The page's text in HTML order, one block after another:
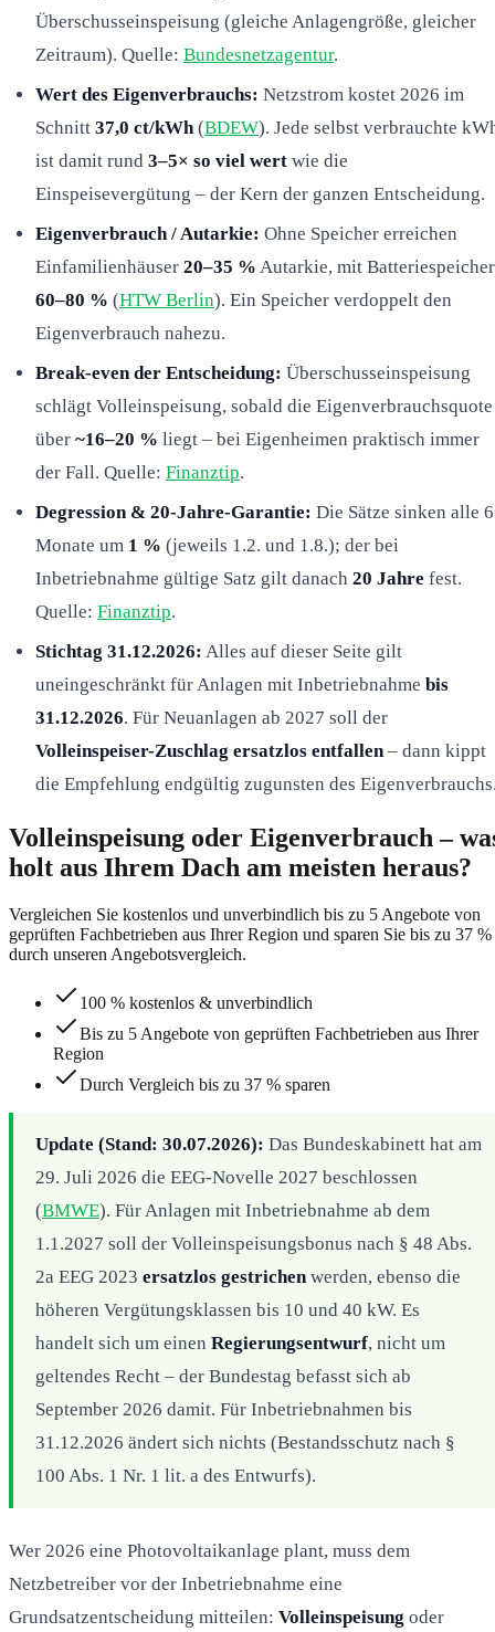
Überschusseinspeisung (gleiche Anlagengröße, gleicher
Zeitraum). Quelle: Bundesnetzagentur.
Wert des Eigenverbrauchs: Netzstrom kostet 2026 im
Schnitt 37,0 ct/kWh(BDEW). Jede selbst verbrauchte
ist damit rund 3–5× so viel wert wie die
Einspeisevergütung – der Kern der ganzen Entscheidung.
Eigenverbrauch / Autarkie: Ohne Speicher erreichen
Einfamilienhäuser 20–35 % Autarkie, mit Batteriespeicher
60–80 % (HTW Berlin). Ein Speicher verdoppelt den
Eigenverbrauch nahezu.
Break-even der Entscheidung: Überschusseinspeisung
schlägt Volleinspeisung, sobald die Eigenverbrauchsquote
über ~16–20 % liegt – bei Eigenheimen praktisch immer
der Fall. Quelle: Finanztip.
Degression & 20-Jahre-Garantie: Die Sätze sinken alle 6
Monate um 1 % (jeweils 1.2. und 1.8.); der bei
Inbetriebnahme gültige Satz gilt danach 20 Jahre fest.
Quelle: Finanztip.
Stichtag 31.12.2026: Alles auf dieser Seite gilt
uneingeschränkt für Anlagen mit Inbetriebnahme bis
31.12.2026. Für Neuanlagen ab 2027 soll der
Volleinspeiser-Zuschlag ersatzlos entfallen– dann kippt
die Empfehlung endgültig zugunsten des
Volleinspeisung oder Eigenverbrauch –
holt aus Ihrem Dach am meisten heraus?
Vergleichen Sie kostenlos und unverbindlich bis zu 5 Angebote von
geprüften Fachbetrieben aus Ihrer Region und sparen Sie bis zu 37 %
durch unseren Angebotsvergleich.
100 % kostenlos & unverbindlich
Bis zu 5 Angebote von geprüften Fachbetrieben aus Ihrer
Region
Durch Vergleich bis zu 37 % sparen
Update (Stand: 30.07.2026): Das Bundeskabinett hat am
29. Juli 2026 die EEG-Novelle 2027 beschlossen
(BMWE). Für Anlagen mit Inbetriebnahme ab dem
1.1.2027 soll der Volleinspeisungsbonus nach § 48 Abs.
2a EEG 2023 ersatzlos gestrichen werden, ebenso die
höheren Vergütungsklassen bis 10 und 40 kW. Es
handelt sich um einen Regierungsentwurf, nicht um
geltendes Recht – der Bundestag befasst sich ab
September 2026 damit. Für Inbetriebnahmen bis
31.12.2026 ändert sich nichts (Bestandsschutz nach §
100 Abs. 1 Nr. 1 lit. a des Entwurfs).
Wer 2026 eine Photovoltaikanlage plant, muss dem
Netzbetreiber vor der Inbetriebnahme eine
Grundsatzentscheidung mitteilen: Volleinspeisung oder